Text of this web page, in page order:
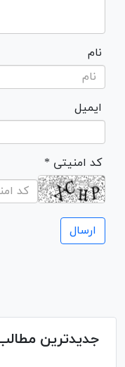
نام
ایمیل
* کد امنیتی
جدیدترین